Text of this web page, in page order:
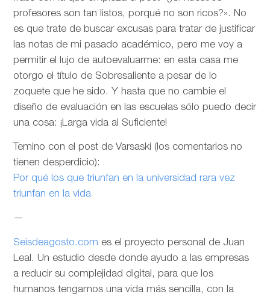
profesores son tan listos, porqué no son ricos?». No
es que trate de buscar excusas para tratar de justificar
las notas de mi pasado académico, pero me voy a
permitir el lujo de autoevaluarme: en esta casa me
otorgo el título de Sobresaliente a pesar de lo
zoquete que he sido. Y hasta que no cambie el
diseño de evaluación en las escuelas sólo puedo decir
una cosa: ¡Larga vida al Suficiente!
Temino con el post de Varsaski (los comentarios no
tienen desperdicio):
Por qué los que triunfan en la universidad rara vez
triunfan en la vida
—
Seisdeagosto.com es el proyecto personal de Juan
Leal. Un estudio desde donde ayudo a las empresas
a reducir su complejidad digital, para que los
humanos tengamos una vida más sencilla, con la